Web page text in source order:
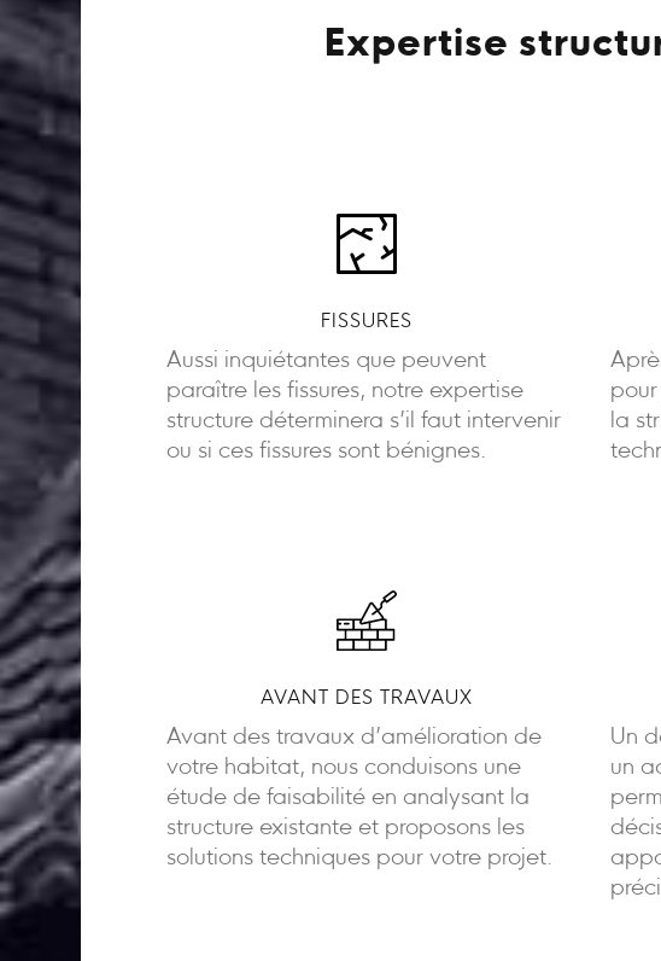
Expertise
FISSURES
Aussi inquiétantes que peuvent
paraître les fissures, notre expertise
structure déterminera s’il faut intervenir
ou si ces fissures sont bénignes.
la
AVANT DES TRAVAUX
Avant des travaux d’amélioration de
votre habitat, nous conduisons une
étude de faisabilité en analysant la
structure existante et proposons les
solutions techniques pour votre projet.
Un
un